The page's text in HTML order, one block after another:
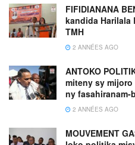
FIFIDIANANA
kandida Harilala
TMH
2 ANNÉES AGO
ANTOKO
miteny sy mijoro
ny fasahiranam-
2 ANNÉES AGO
MOUVEMENT